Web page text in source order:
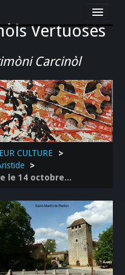
Vertuoses
Carcinòl
CULTURE
LOCAUX
>>CULTURE
>
>
le 14 octobre...